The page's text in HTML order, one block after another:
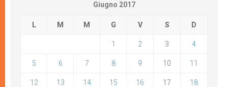
Giugno 2017
L M M G V S D
1 2 3 4
5 6 7 8 9 10 11
12 13 14 15 16 17 18